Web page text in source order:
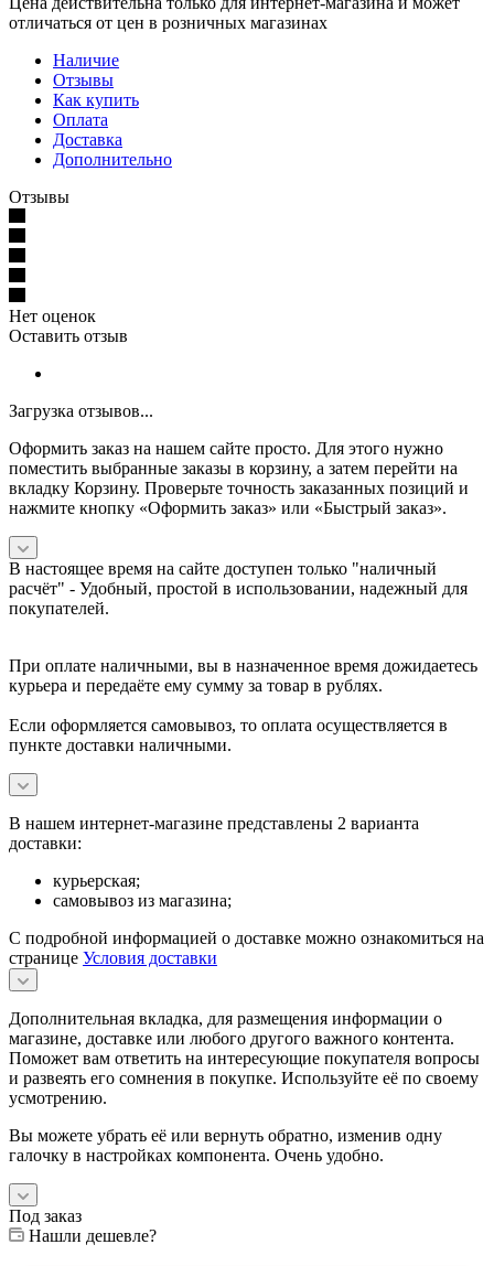
отличаться от цен в розничных магазинах
Наличие
Отзывы
Как купить
Оплата
Доставка
Дополнительно
Отзывы
Нет оценок
Оставить отзыв
Загрузка отзывов...
Оформить заказ на нашем сайте просто. Для этого нужно
поместить выбранные заказы в корзину, а затем перейти на
вкладку Корзину. Проверьте точность заказанных позиций и
нажмите кнопку «Оформить заказ» или «Быстрый заказ».
В настоящее время на сайте доступен только "наличный
расчёт" - Удобный, простой в использовании, надежный для
покупателей.
При оплате наличными, вы в назначенное время дожидаетесь
курьера и передаёте ему сумму за товар в рублях.
Если оформляется самовывоз, то оплата осуществляется в
пункте доставки наличными.
В нашем интернет-магазине представлены 2 варианта
доставки:
курьерская;
самовывоз из магазина;
С подробной информацией о доставке можно ознакомиться на
странице Условия доставки
Дополнительная вкладка, для размещения информации о
магазине, доставке или любого другого важного контента.
Поможет вам ответить на интересующие покупателя вопросы
и развеять его сомнения в покупке. Используйте её по своему
усмотрению.
Вы можете убрать её или вернуть обратно, изменив одну
галочку в настройках компонента. Очень удобно.
Под заказ
Нашли дешевле?